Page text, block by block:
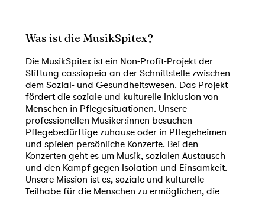
Was ist die MusikSpitex?
Die MusikSpitex ist ein Non-Profit-Projekt der
Stiftung cassiopeia an der Schnittstelle zwischen
dem Sozial- und Gesundheitswesen. Das Projekt
fördert die soziale und kulturelle Inklusion von
Menschen in Pflegesituationen. Unsere
professionellen Musiker:innen besuchen
Pflegebedürftige zuhause oder in Pflegeheimen
und spielen persönliche Konzerte. Bei den
Konzerten geht es um Musik, sozialen Austausch
und den Kampf gegen Isolation und Einsamkeit.
Unsere Mission ist es, soziale und kulturelle
Teilhabe für die Menschen zu ermöglichen, die